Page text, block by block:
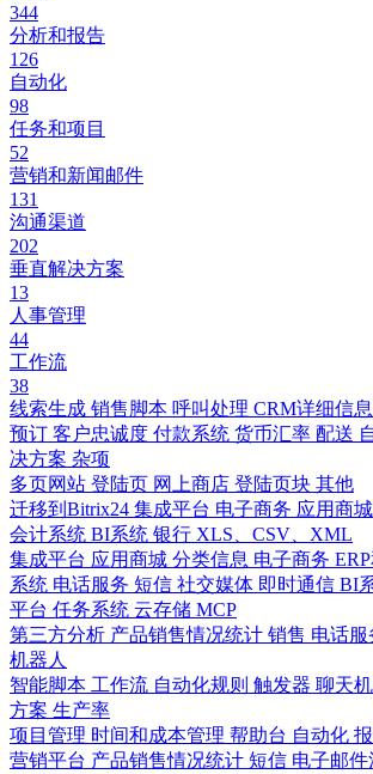
344
分析和报告
126
自动化
98
任务和项目
52
营销和新闻邮件
131
沟通渠道
202
垂直解决方案
13
人事管理
44
工作流
38
线索生成 销售脚本 呼叫处理 CRM详细信息
预订 客户忠诚度 付款系统 货币汇率 配送
决方案 杂项
多页网站 登陆页 网上商店 登陆页块 其他
迁移到Bitrix24 集成平台 电子商务 应用商城
会计系统 BI系统 银行 XLS、CSV、XML
集成平台 应用商城 分类信息 电子商务
系统 电话服务 短信 社交媒体 即时通信 BI
平台 任务系统 云存储 MCP
第三方分析 产品销售情况统计 销售 电话服
机器人
智能脚本 工作流 自动化规则 触发器 聊天
方案 生产率
项目管理 时间和成本管理 帮助台 自动化
营销平台 产品销售情况统计 短信 电子邮